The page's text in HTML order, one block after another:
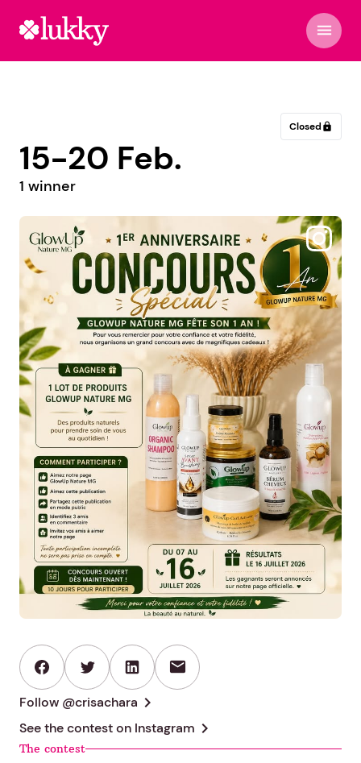
menu
Closed lock
15-20 Feb.
1 winner
@crisachara
mail
Follow @crisachara chevron_right
See the contest on Instagram chevron_right
The contest